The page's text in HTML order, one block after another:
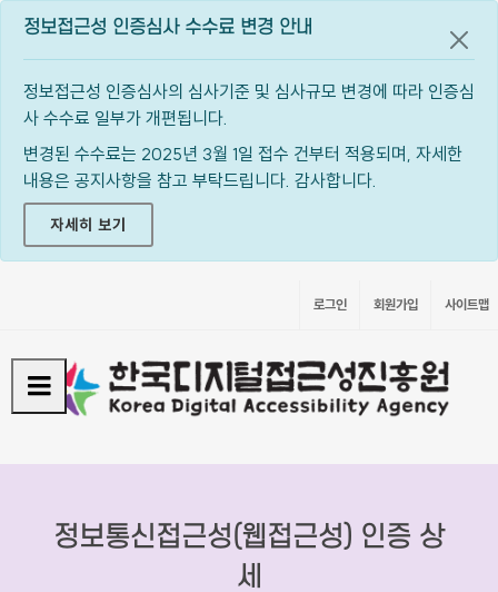
정보접근성 인증심사 수수료 변경 안내
정보접근성 인증심사의 심사기준 및 심사규모 변경에 따라 인증심
사 수수료 일부가 개편됩니다.
변경된 수수료는 2025년 3월 1일 접수 건부터 적용되며, 자세한
내용은 공지사항을 참고 부탁드립니다. 감사합니다.
자세히 보기
공지
로그인 회원가입 사이트맵
정보통신접근성(웹접근성) 인증 상
세